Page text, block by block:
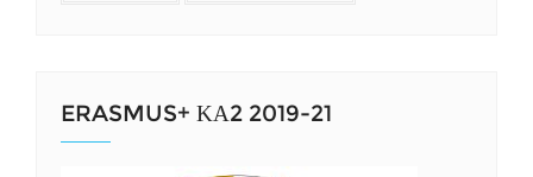
ERASMUS+ ΚΑ2 2019-21